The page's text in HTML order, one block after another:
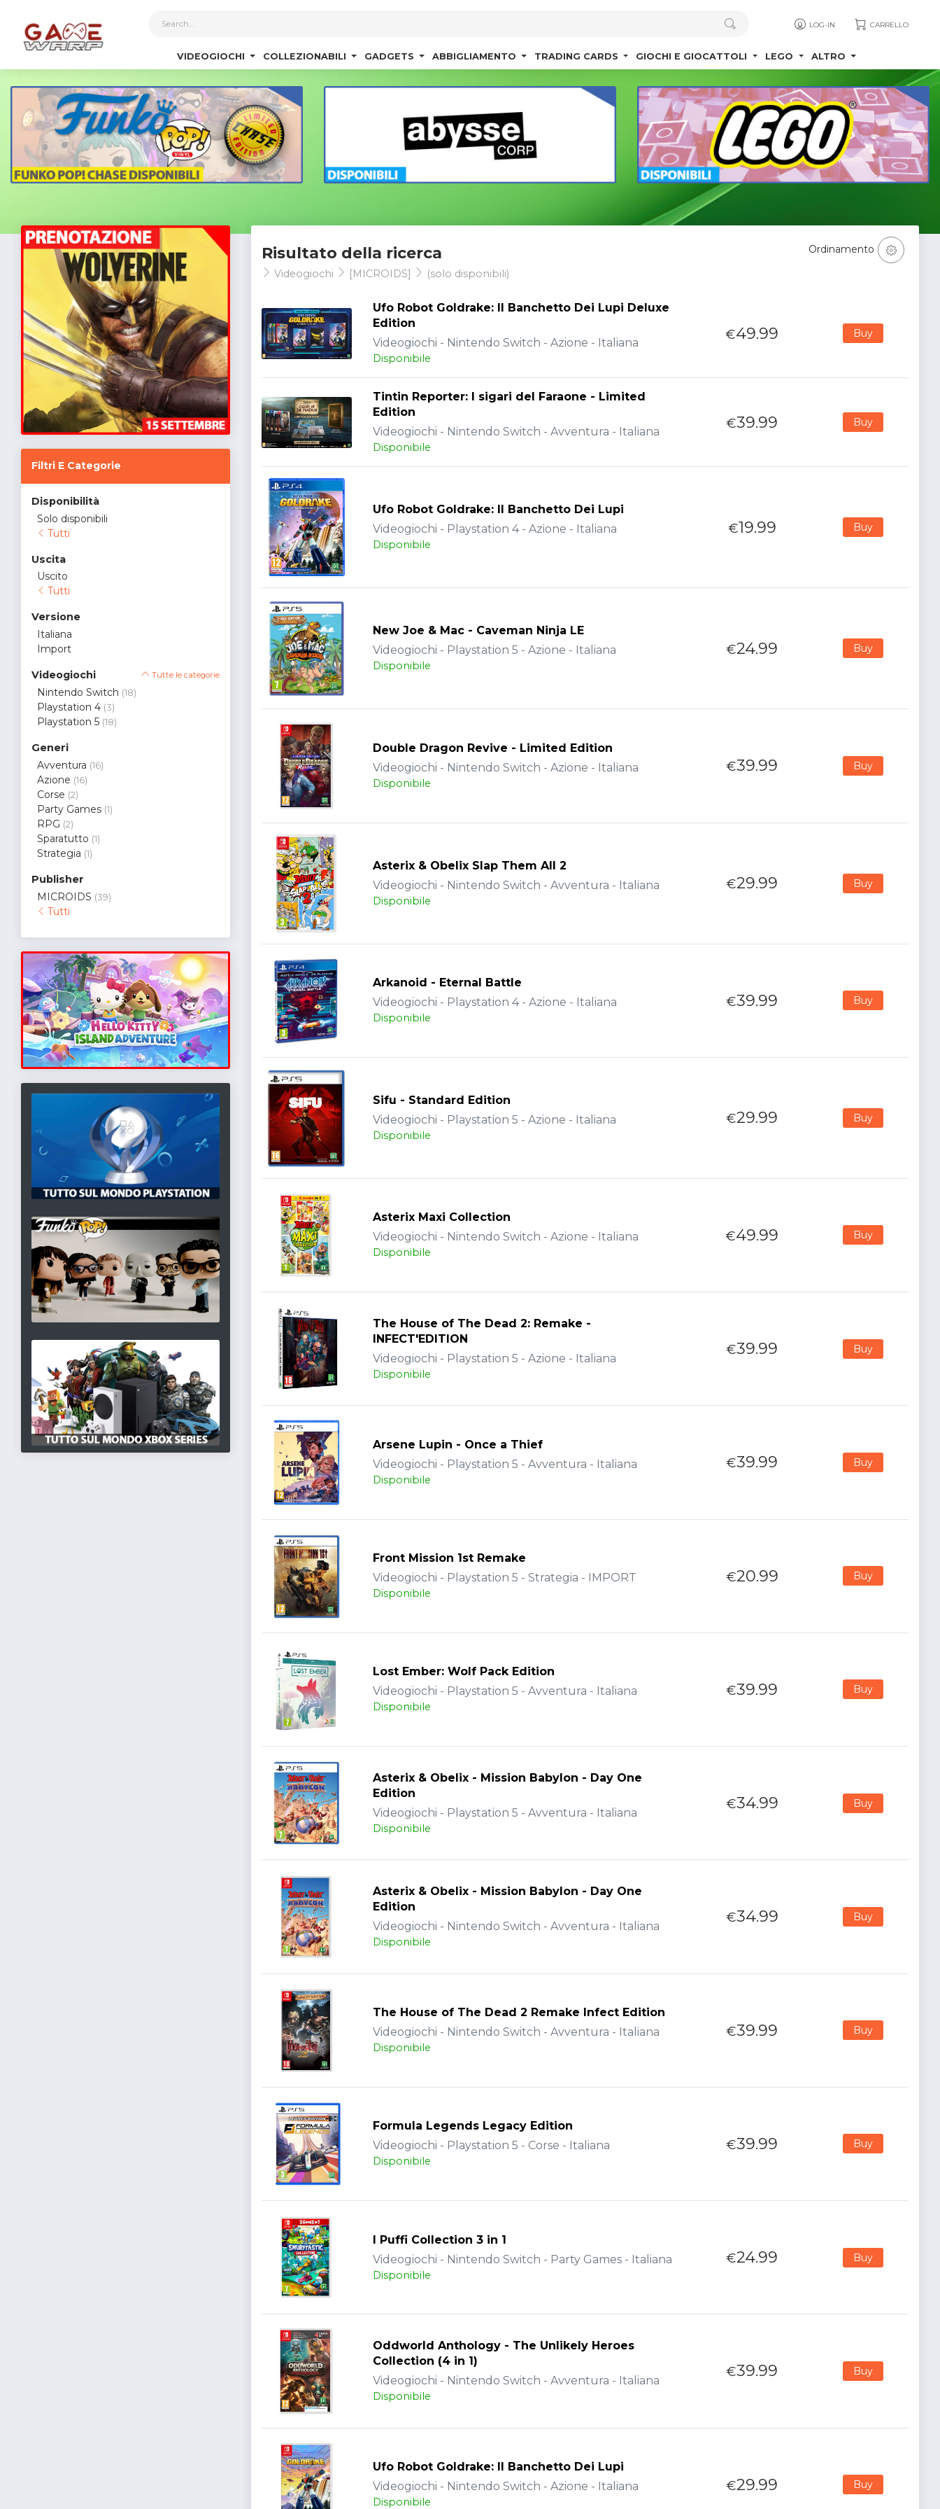
LOG-IN CARRELLO
VIDEOGIOCHI COLLEZIONABILI GADGETS ABBIGLIAMENTO TRADING CARDS GIOCHI E GIOCATTOLI LEGO ALTRO
Filtri E Categorie
Disponibilità
Solo disponibili
Tutti
Uscita
Uscito
Tutti
Versione
Italiana
Import
Videogiochi Tutte le categorie
Nintendo Switch (18)
Playstation 4 (3)
Playstation 5 (18)
Generi
Avventura (16)
Azione (16)
Corse (2)
Party Games (1)
RPG (2)
Sparatutto (1)
Strategia (1)
Publisher
MICROIDS (39)
Tutti
Risultato della ricerca
Videogiochi [MICROIDS] (solo disponibili)
Ordinamento
Ufo Robot Goldrake: Il Banchetto Dei Lupi Deluxe
Edition
Videogiochi - Nintendo Switch - Azione - Italiana
Disponibile
€49.99 Buy
Tintin Reporter: I sigari del Faraone - Limited
Edition
Videogiochi - Nintendo Switch - Avventura - Italiana
Disponibile
€39.99 Buy
Ufo Robot Goldrake: Il Banchetto Dei Lupi
Videogiochi - Playstation 4 - Azione - Italiana
Disponibile
€19.99 Buy
New Joe & Mac - Caveman Ninja LE
Videogiochi - Playstation 5 - Azione - Italiana
Disponibile
€24.99 Buy
Double Dragon Revive - Limited Edition
Videogiochi - Nintendo Switch - Azione - Italiana
Disponibile
€39.99 Buy
Asterix & Obelix Slap Them All 2
Videogiochi - Nintendo Switch - Avventura - Italiana
Disponibile
€29.99 Buy
Arkanoid - Eternal Battle
Videogiochi - Playstation 4 - Azione - Italiana
Disponibile
€39.99 Buy
Sifu - Standard Edition
Videogiochi - Playstation 5 - Azione - Italiana
Disponibile
€29.99 Buy
Asterix Maxi Collection
Videogiochi - Nintendo Switch - Azione - Italiana
Disponibile
€49.99 Buy
The House of The Dead 2: Remake -
INFECT'EDITION
Videogiochi - Playstation 5 - Azione - Italiana
Disponibile
€39.99 Buy
Arsene Lupin - Once a Thief
Videogiochi - Playstation 5 - Avventura - Italiana
Disponibile
€39.99 Buy
Front Mission 1st Remake
Videogiochi - Playstation 5 - Strategia - IMPORT
Disponibile
€20.99 Buy
Lost Ember: Wolf Pack Edition
Videogiochi - Playstation 5 - Avventura - Italiana
Disponibile
€39.99 Buy
Asterix & Obelix - Mission Babylon - Day One
Edition
Videogiochi - Playstation 5 - Avventura - Italiana
Disponibile
€34.99 Buy
Asterix & Obelix - Mission Babylon - Day One
Edition
Videogiochi - Nintendo Switch - Avventura - Italiana
Disponibile
€34.99 Buy
The House of The Dead 2 Remake Infect Edition
Videogiochi - Nintendo Switch - Avventura - Italiana
Disponibile
€39.99 Buy
Formula Legends Legacy Edition
Videogiochi - Playstation 5 - Corse - Italiana
Disponibile
€39.99 Buy
I Puffi Collection 3 in 1
Videogiochi - Nintendo Switch - Party Games - Italiana
Disponibile
€24.99 Buy
Oddworld Anthology - The Unlikely Heroes
Collection (4 in 1)
Videogiochi - Nintendo Switch - Avventura - Italiana
Disponibile
€39.99 Buy
Ufo Robot Goldrake: Il Banchetto Dei Lupi
Videogiochi - Nintendo Switch - Azione - Italiana
Disponibile
€29.99 Buy